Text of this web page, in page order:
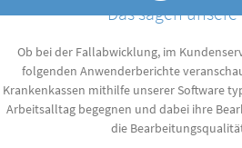
Lesen Sie, wie unsere
Herausforderungen mit
Das sagen
Ob bei der Fallabwicklung, im
folgenden Anwenderberichte
Krankenkassen mithilfe unserer Software
Arbeitsalltag begegnen und dabei ihre
die